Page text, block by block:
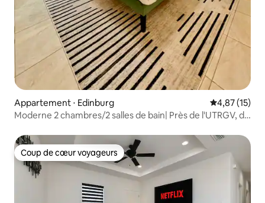
Appartement ⋅ Edinburg Évaluation
4,87 (15)
Moderne 2 chambres/2 salles de bain| Près de l'UTRGV, du
Coup de cœur voyageurs
Coup de cœur voyageurs